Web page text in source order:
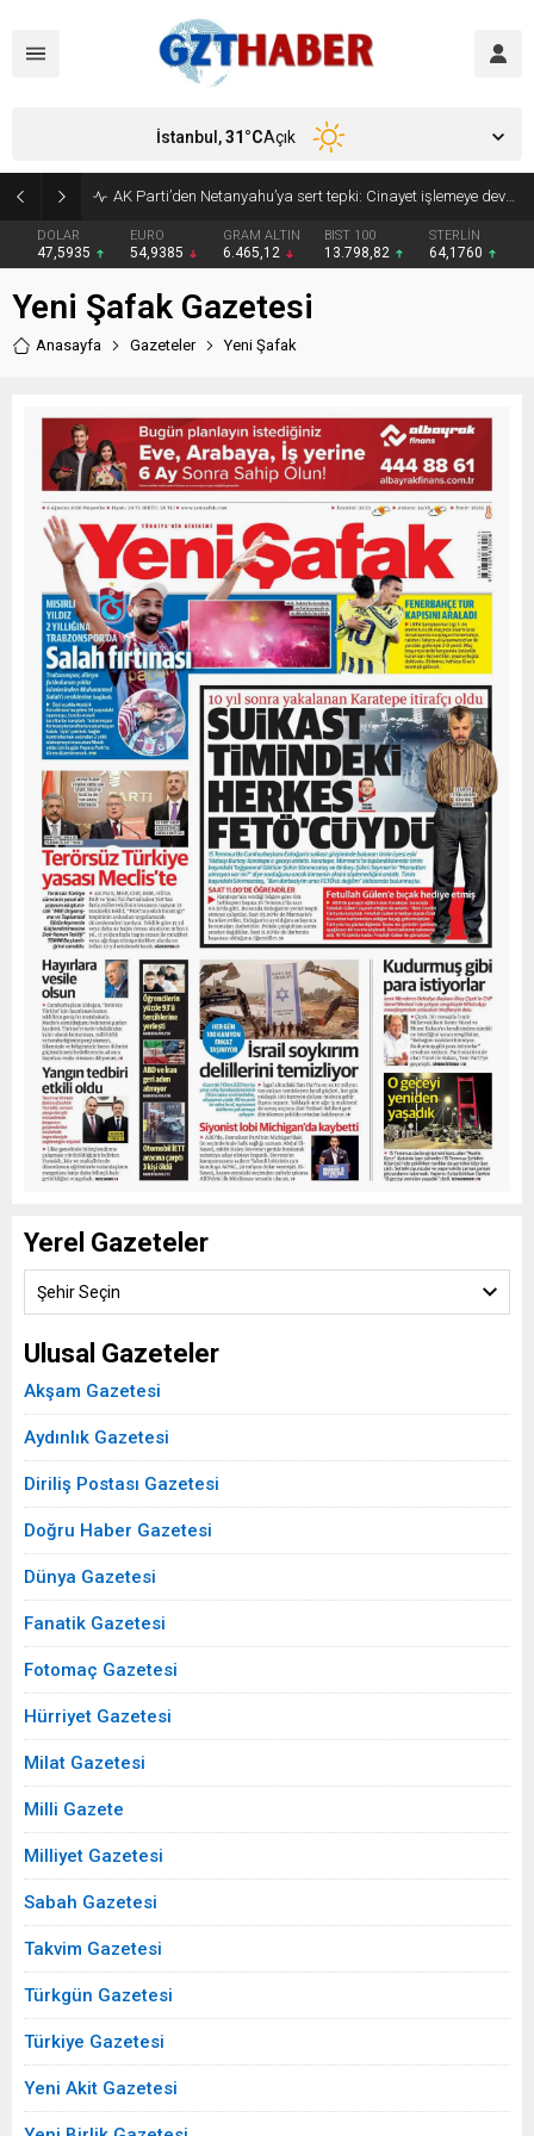
AK Parti’den Netanyahu’ya sert tepki: Cinayet işlemeye devam ediyor
DOLAR
47,5935
EURO
54,9385
GRAM ALTIN
6.465,12
BIST 100
13.798,82
STERLİN
64,1760
İstanbul,31°CAçık
Yeni Şafak Gazetesi
Anasayfa Gazeteler Yeni Şafak
Yerel Gazeteler
Şehir Seçin
Ulusal Gazeteler
Akşam Gazetesi
Aydınlık Gazetesi
Diriliş Postası Gazetesi
Doğru Haber Gazetesi
Dünya Gazetesi
Fanatik Gazetesi
Fotomaç Gazetesi
Hürriyet Gazetesi
Milat Gazetesi
Milli Gazete
Milliyet Gazetesi
Sabah Gazetesi
Takvim Gazetesi
Türkgün Gazetesi
Türkiye Gazetesi
Yeni Akit Gazetesi